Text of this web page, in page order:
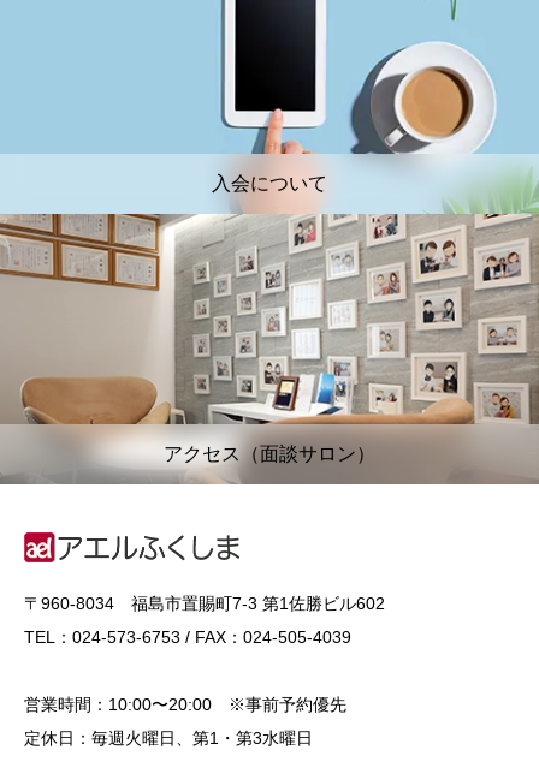
入会について
アクセス（面談サロン）
〒960-8034 福島市置賜町7-3 第1佐勝ビル602
TEL：024-573-6753 / FAX：024-505-4039
営業時間：10:00〜20:00 ※事前予約優先
定休日：毎週火曜日、第1・第3水曜日